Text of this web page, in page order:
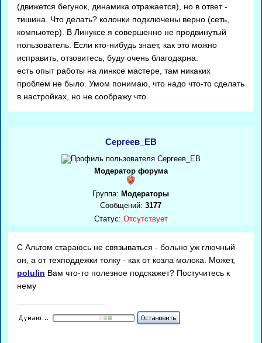
(движется бегунок, динамика отражается), но в ответ -
тишина. Что делать? колонки подключены верно (сеть,
компьютер). В Линуксе я совершенно не продвинутый
пользователь. Если кто-нибудь знает, как это можно
исправить, отзовитесь, буду очень благодарна.
есть опыт работы на линксе мастере, там никаких
проблем не было. Умом понимаю, что надо что-то сделать
в настройках, но не соображу что.
Сергеев_ЕВ
Модератор форума
Группа: Модераторы
Сообщений: 3177
Статус: Отсутствует
C Альтом стараюсь не связываться - больно уж глючный
он, а от техподдежки толку - как от козла молока. Может,
polulin Вам что-то полезное подскажет? Постучитесь к
нему